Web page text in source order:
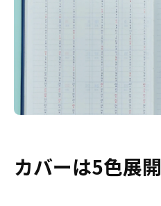
カバーは5色展開